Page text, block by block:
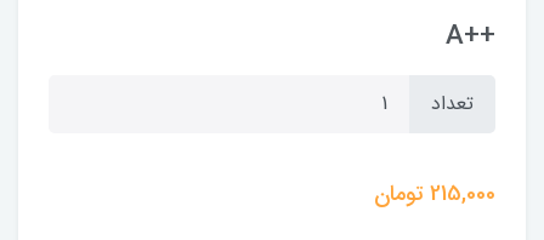
++A
تعداد
215,000تومان